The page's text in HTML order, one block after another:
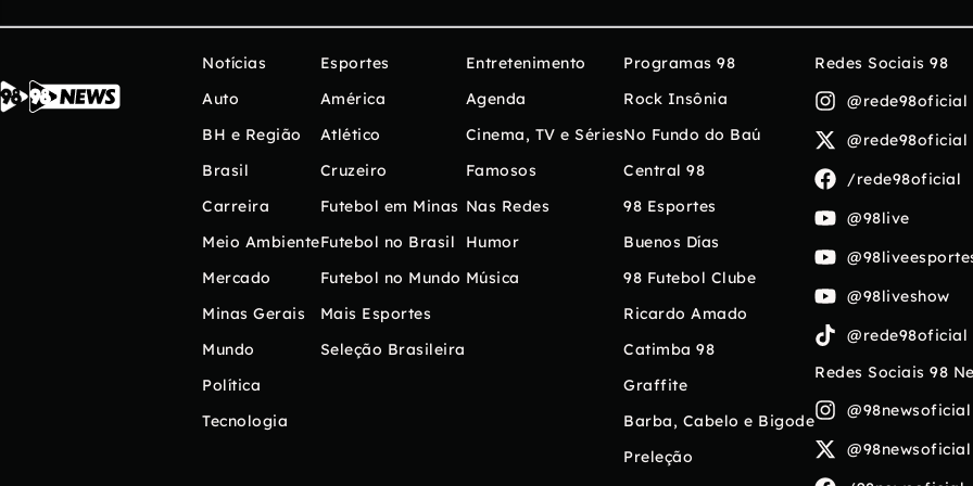
Notícias
Auto
BH e Região
Brasil
Carreira
Meio Ambiente
Mercado
Minas Gerais
Mundo
Política
Tecnologia
Esportes
América
Atlético
Cruzeiro
Futebol em Minas
Futebol no Brasil
Futebol no Mundo
Mais Esportes
Seleção Brasileira
Entretenimento
Agenda
Cinema, TV e Séries
Famosos
Nas Redes
Humor
Música
Programas 98
Rock Insônia
No Fundo do Baú
Central 98
98 Esportes
Buenos Días
98 Futebol Clube
Ricardo Amado
Catimba 98
Graffite
Barba, Cabelo e Bigode
Preleção
Redes Sociais 98
@rede98oficial
@rede98oficial
/rede98oficial
@98live
@98liveshow
@rede98oficial
Redes Sociais 98
@98newsoficial
@98newsoficial